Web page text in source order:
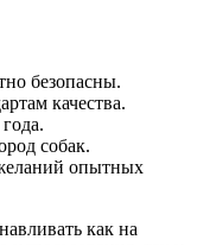
безопасны.
качества.
собак.
опытных
как на